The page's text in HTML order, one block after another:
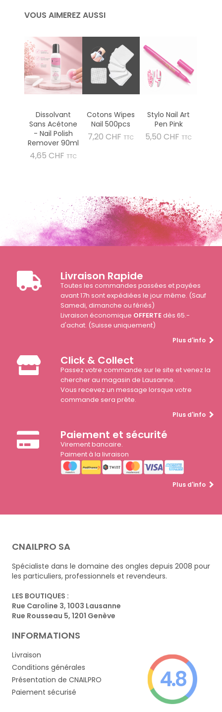
VOUS AIMEREZ AUSSI
Dissolvant
Sans Acétone
- Nail Polish
Remover 90ml
4,65 CHF Prix
TTC
Cotons Wipes
Nail 500pcs
7,20 CHF Prix
TTC
Stylo Nail Art
Pen Pink
5,50 CHF Prix
TTC
Livraison Rapide
Toutes les commandes passées et payées
avant 17h sont expédiées le jour même. (Sauf
Samedi, dimanche ou fériés)
Livraison économique OFFERTEdès 65.-
d'achat. (Suisse uniquement)
Plus d'info
Click & Collect
Passez votre commande sur le site et venez la
chercher au magasin de Lausanne.
Vous recevez un message lorsque votre
commande sera prête.
Plus d'info
Paiement et sécurité
Virement bancaire.
Paiment à la livraison
Plus d'info
CNAILPRO SA
Spécialiste dans le domaine des ongles depuis 2008 pour
les particuliers, professionnels et revendeurs.
LES BOUTIQUES :
Rue Caroline 3, 1003 Lausanne
Rue Rousseau 5, 1201 Genève
INFORMATIONS
Livraison
Conditions générales
Présentation de CNAILPRO
Paiement sécurisé
4.8